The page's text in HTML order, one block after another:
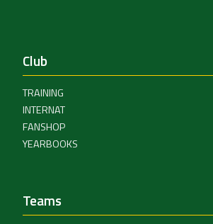
Club
TRAINING
INTERNAT
FANSHOP
YEARBOOKS
Teams